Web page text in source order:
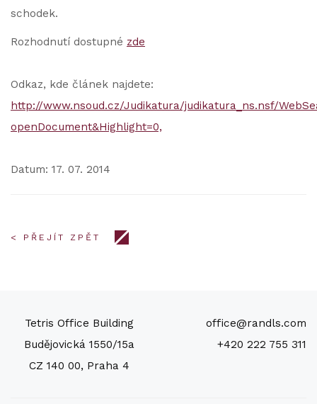
schodek.
Rozhodnutí dostupné zde
Odkaz, kde článek najdete:
http://www.nsoud.cz/Judikatura/judikatura_ns.nsf/
openDocument&Highlight=0,
Datum: 17. 07. 2014
< PŘEJÍT ZPĚT
Tetris Office Building
Budějovická 1550/15a
CZ 140 00, Praha 4
office@randls.com
+420 222 755 311